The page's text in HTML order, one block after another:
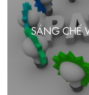
SÁNG CHẾ